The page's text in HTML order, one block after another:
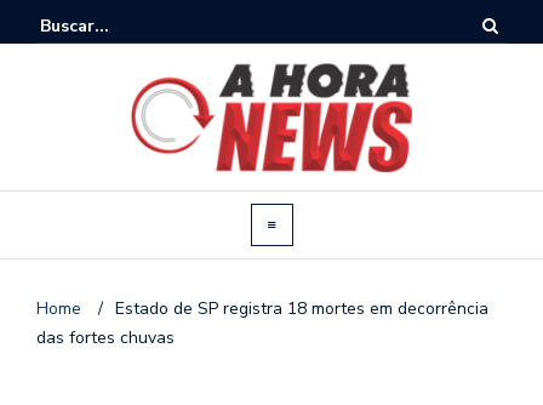
Home / Estado de SP registra 18 mortes em decorrência
das fortes chuvas